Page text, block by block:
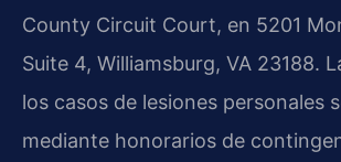
County Circuit Court, en 5201
Suite 4, Williamsburg, VA 23188.
los casos de lesiones personales
mediante honorarios de